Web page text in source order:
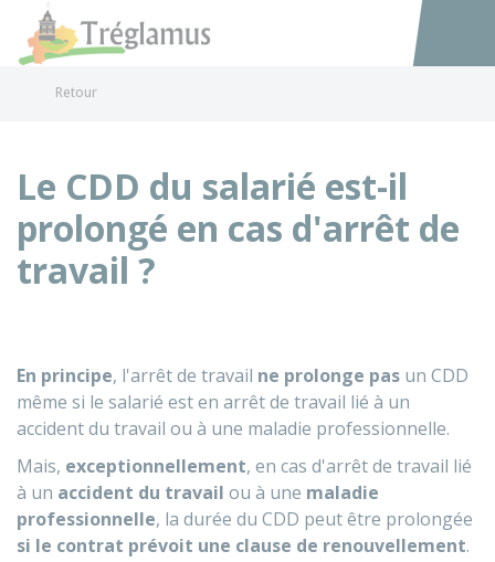
Accéder
Retour
Le CDD du salarié est-il
prolongé en cas d'arrêt de
travail ?
En principe, l'arrêt de travail ne prolonge pas un CDD
même si le salarié est en arrêt de travail lié à un
accident du travail ou à une maladie professionnelle.
Mais, exceptionnellement, en cas d'arrêt de travail lié
à un accident du travail ou à une maladie
professionnelle, la durée du CDD peut être prolongée
si le contrat prévoit une clause de renouvellement.